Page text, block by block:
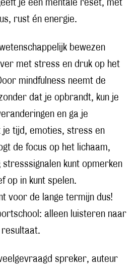
je een mentale reset, met
rust én energie.
bewezen
met stress en druk op het
mindfulness neemt de
dat je opbrandt, kun je
en ga je
tijd, emoties, stress en
de focus op het lichaam,
kunt opmerken
op in kunt spelen.
voor de lange termijn dus!
alleen luisteren naar
spreker, auteur